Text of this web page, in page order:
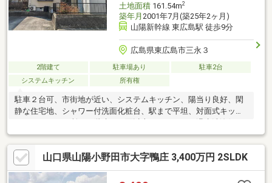
土地面積161.54m2
築年月 2001年7月(築25年2ヶ月)
山陽新幹線 東広島駅 徒歩9分
広島県東広島市三永３
2階建て 駐車場あり
駐車2台
システムキッチン
所有権
駐車２台可、市街地が近い、システムキッチン、陽当り良好、閑
静な住宅地、シャワー付洗面化粧台、駅まで平坦、対面式キッチ
座、浴室に窓、緑豊かな住宅地、通風良好、ウォークインクロー
ゼット、テラス、食器洗乾燥機、周辺交通量少なめ
山口県山陽小野田市大字鴨庄 3,400万円 2SLDK